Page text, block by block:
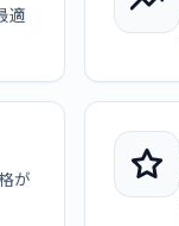
適
が